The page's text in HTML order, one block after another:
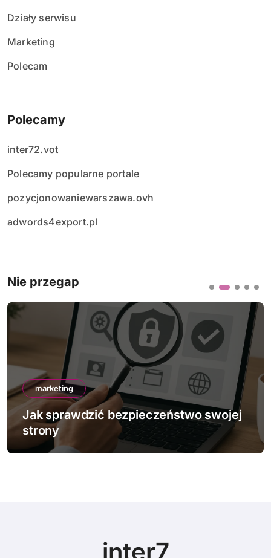
Działy serwisu
Marketing
Polecam
Polecamy
inter72.vot
Polecamy popularne portale
pozycjonowaniewarszawa.ovh
adwords4export.pl
Nie przegap
marketing
Jak działa mobile-first indexing
inter7